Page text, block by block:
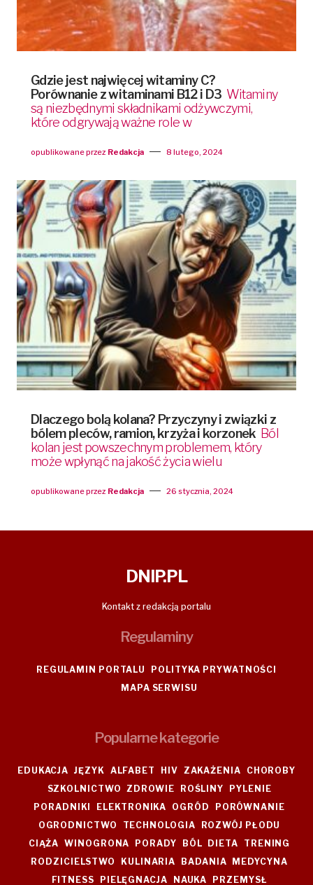
Gdzie jest najwięcej witaminy C?
Porównanie z witaminami B12 i D3 Witaminy
są niezbędnymi składnikami odżywczymi,
które odgrywają ważne role w
opublikowane przez Redakcja 8 lutego, 2024
Dlaczego bolą kolana? Przyczyny i związki z
bólem pleców, ramion, krzyża i korzonek Ból
kolan jest powszechnym problemem, który
może wpłynąć na jakość życia wielu
opublikowane przez Redakcja 26 stycznia, 2024
DNIP.PL
Kontakt z redakcją portalu
Regulaminy
REGULAMIN PORTALU
POLITYKA PRYWATNOŚCI
MAPA SERWISU
Popularne kategorie
EDUKACJA JĘZYK ALFABET HIV ZAKAŻENIA
CHOROBY
SZKOLNICTWO
ZDROWIE ROŚLINY
PYLENIE
PORADNIKI
ELEKTRONIKA OGRÓD
PORÓWNANIE
OGRODNICTWO
TECHNOLOGIA
ROZWÓJ PŁODU
CIĄŻA
WINOGRONA PORADY BÓL DIETA
TRENING
RODZICIELSTWO
KULINARIA BADANIA
MEDYCYNA
FITNESS
PIELĘGNACJA NAUKA PRZEMYSŁ